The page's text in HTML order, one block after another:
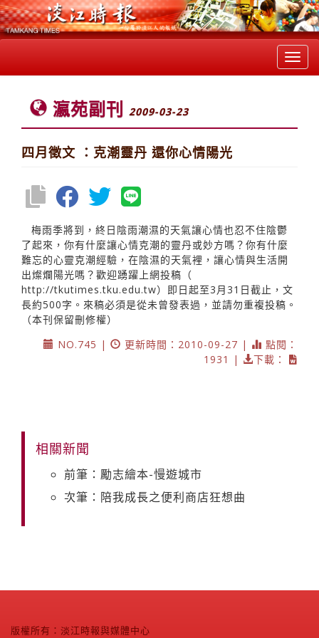
瀛苑副刊 2009-03-23
四月徵文 ：克潮靈丹 還你心情陽光
梅雨季將到，終日陰雨潮濕的天氣讓心情也忍不住陰鬱
了起來，你有什麼讓心情克潮的靈丹或妙方嗎？你有什麼
難忘的心靈克潮經驗，在陰濕的天氣裡，讓心情與生活開
出燦爛陽光嗎？歡迎踴躍上網投稿（
http://tkutimes.tku.edu.tw）即日起至3月31日截止，文
長約500字。來稿必須是從未曾發表過，並請勿重複投稿。
（本刊保留刪修權）
NO.745 |
更新時間：2010-09-27 |
點閱：
1931 |
下載：
相關新聞
前筆：勵志繪本-慢遊城市
次筆：陪我成長之便利商店狂想曲
版權所有：淡江時報與媒體中心